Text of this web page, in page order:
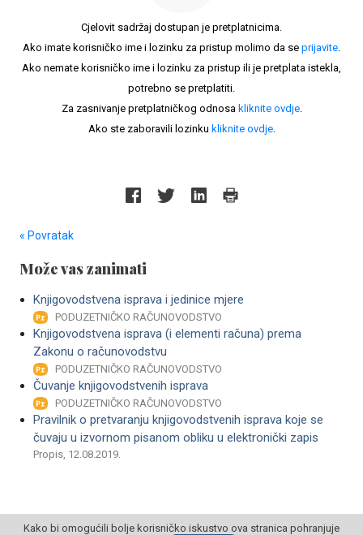
Cjelovit sadržaj dostupan je pretplatnicima.
Ako imate korisničko ime i lozinku za pristup molimo da se prijavite.
Ako nemate korisničko ime i lozinku za pristup ili je pretplata istekla,
potrebno se pretplatiti.
Za zasnivanje pretplatničkog odnosa kliknite ovdje.
Ako ste zaboravili lozinku kliknite ovdje.
« Povratak
Može vas zanimati
Knjigovodstvena isprava i jedinice mjere
PODUZETNIČKO RAČUNOVODSTVO
Knjigovodstvena isprava (i elementi računa) prema
Zakonu o računovodstvu
PODUZETNIČKO RAČUNOVODSTVO
Čuvanje knjigovodstvenih isprava
PODUZETNIČKO RAČUNOVODSTVO
Pravilnik o pretvaranju knjigovodstvenih isprava koje se
čuvaju u izvornom pisanom obliku u elektronički zapis
Propis, 12.08.2019.
Kako bi omogućili bolje korisničko iskustvo ova stranica pohranjuje